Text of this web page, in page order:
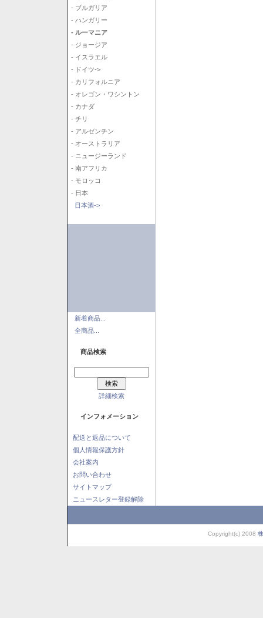
- ブルガリア
- ハンガリー
- ルーマニア
- ジョージア
- イスラエル
- ドイツ->
- カリフォルニア
- オレゴン・ワシントン
- カナダ
- チリ
- アルゼンチン
- オーストラリア
- ニュージーランド
- 南アフリカ
- モロッコ
- 日本
日本酒->
新着商品...
全商品...
商品検索
詳細検索
インフォメーション
配送と返品について
個人情報保護方針
会社案内
お問い合わせ
サイトマップ
ニュースレター登録解除
Copyright(c) 2008